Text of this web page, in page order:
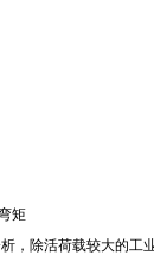
矩
，除活荷载较大的